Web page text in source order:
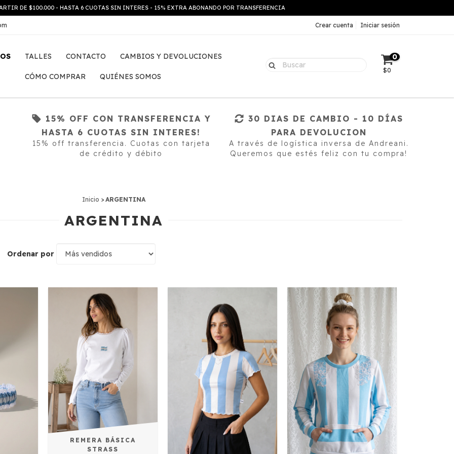
DE $100.000 - HASTA 6 CUOTAS SIN INTERES - 15% EXTRA ABONANDO POR TRANSFERENCIA
Crear cuenta Iniciar sesión
TALLES CONTACTO CAMBIOS Y DEVOLUCIONES
CÓMO COMPRAR QUIÉNES SOMOS
0
$0
15% OFF CON TRANSFERENCIA Y
HASTA 6 CUOTAS SIN INTERES!
15% off transferencia. Cuotas con tarjeta
de crédito y débito
30 DIAS DE CAMBIO - 10 DÍAS
PARA DEVOLUCION
A través de logística inversa de Andreani.
Queremos que estés feliz con tu compra!
Inicio > ARGENTINA
ARGENTINA
Ordenar por
REMERA BÁSICA
STRASS